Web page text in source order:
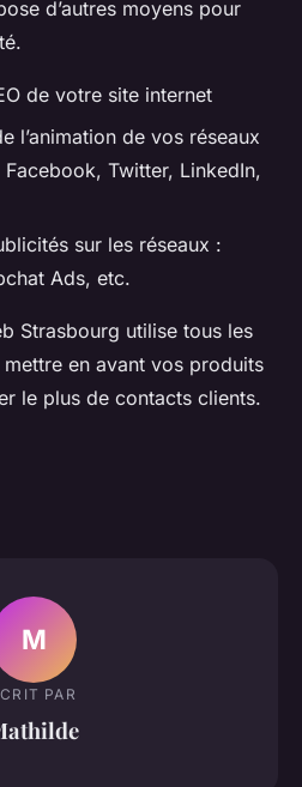
d’autres moyens pour
de votre site internet
l’animation de vos réseaux
Twitter, LinkedIn,
sur les réseaux :
Ads, etc.
Strasbourg utilise tous les
en avant vos produits
le plus de contacts clients.
M
PAR